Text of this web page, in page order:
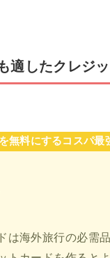
適したクレジ
無料にするコスパ最
は海外旅行の必需